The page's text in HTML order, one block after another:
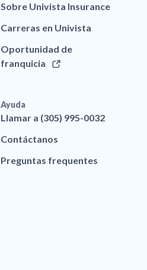
Sobre Univista Insurance
Carreras en Univista
Oportunidad de
franquicia
Ayuda
Llamar a (305) 995-0032
Contáctanos
Preguntas frequentes